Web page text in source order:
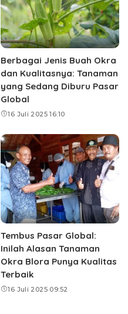
Berbagai Jenis Buah Okra
dan Kualitasnya: Tanaman
yang Sedang Diburu Pasar
Global
16 Juli 2025 16:10
Tembus Pasar Global:
Inilah Alasan Tanaman
Okra Blora Punya Kualitas
Terbaik
16 Juli 2025 09:52